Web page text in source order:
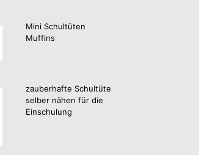
Mini Schultüten
Muffins
zauberhafte Schultüte
selber nähen für die
Einschulung